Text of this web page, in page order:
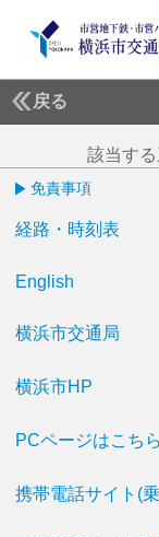
戻る
該当す
免責事項
経路・時刻表
English
横浜市交通局
横浜市HP
PCページはこちら
携帯電話サイト(